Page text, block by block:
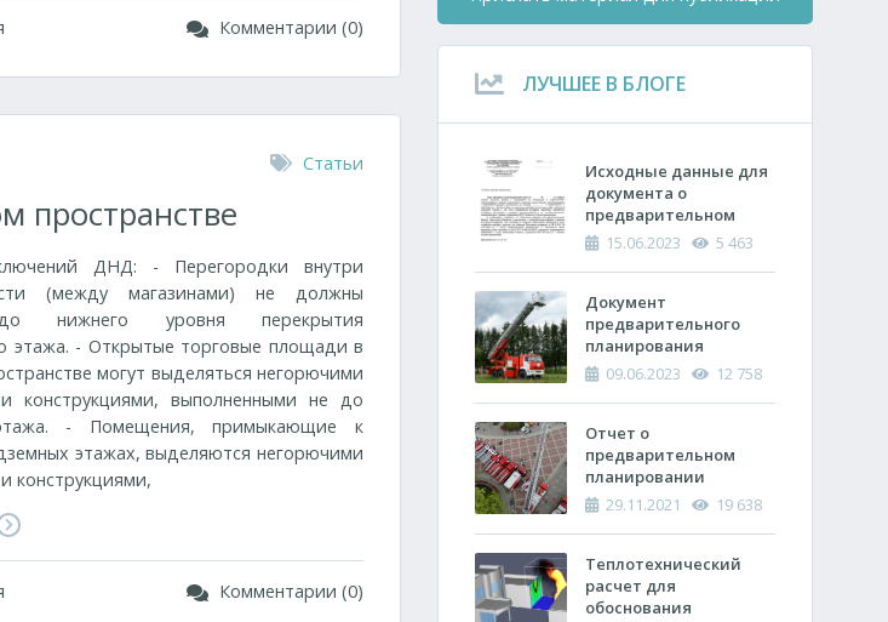
Комментарии (0)
Статьи
пространстве
ДНД: - Перегородки внутри
(между магазинами) не должны
нижнего уровня перекрытия
этажа. - Открытые торговые площади в
могут выделяться негорючими
конструкциями, выполненными не до
- Помещения, примыкающие к
этажах, выделяются негорючими
конструкциями,
Комментарии (0)
ЛУЧШЕЕ В БЛОГЕ
Исходные данные для
документа о
предварительном
планировании
подразделений по
тушению пожара
15.06.2023 5 463
Документ
предварительного
планирования
действий по тушению
спасательных работ
(ОПП)
09.06.2023 12 758
Отчет о
предварительном
планировании
действий пожарно-
тушению пожара и
проведению
аварийно-
29.11.2021 19 638
Теплотехнический
расчет ​для
обоснования